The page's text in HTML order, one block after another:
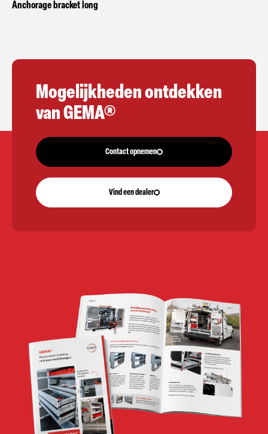
Anchorage bracket long
Mogelijkheden ontdekken
van GEMA®
Contact opnemen
Vind een dealer